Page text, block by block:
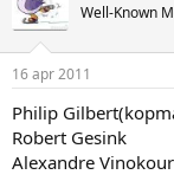
Well-Known
16 apr 2011
Philip
Robert Gesink
Alexandre